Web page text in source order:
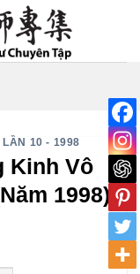
LẦN 10 - 1998
Kinh Vô
1998)